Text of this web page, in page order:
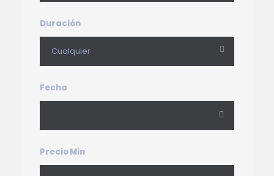
Duración
Fecha
Precio Min